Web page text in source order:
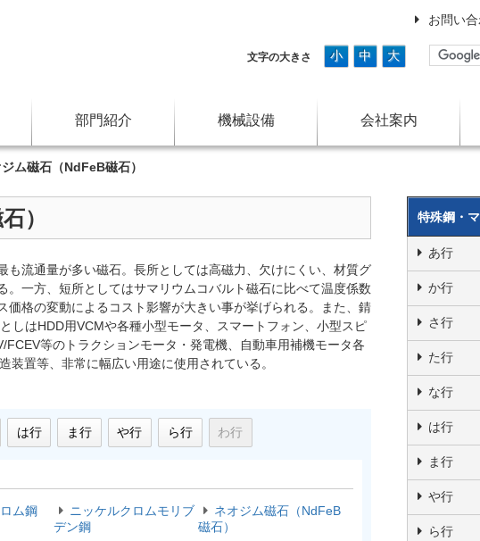
お問い
文字の大きさ 小 中 大
部門紹介 機械設備 会社案内
ム磁石（NdFeB磁石）
）
も流通量が多い磁石。長所としては高磁力、欠けにくい、材質グ
。一方、短所としてはサマリウムコバルト磁石に比べて温度係数
価格の変動によるコスト影響が大きい事が挙げられる。また、錆
しはHDD用VCMや各種小型モータ、スマートフォン、小型スピ
等のトラクションモータ・発電機、自動車用補機モータ各
置等、非常に幅広い用途に使用されている。
は行 ま行 や行 ら行 わ行
ム鋼
ニッケルクロムモリブ
デン鋼
ネオジム磁石（NdFeB
磁石）
特殊鋼・
あ行
か行
さ行
た行
な行
は行
ま行
や行
ら行